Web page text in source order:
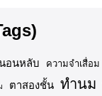
อนหลับ ความจำเสื่อม
ตาสองชั้น ทำนม